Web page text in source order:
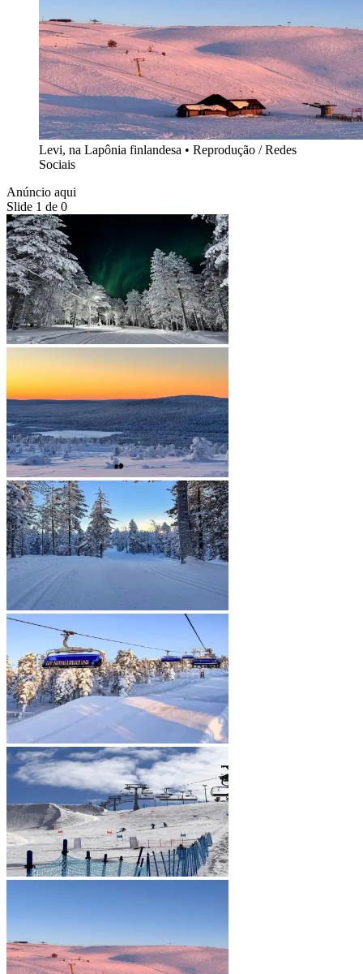
Levi, na Lapônia finlandesa • Reprodução / Redes
Sociais
Anúncio aqui
Slide 1 de 0